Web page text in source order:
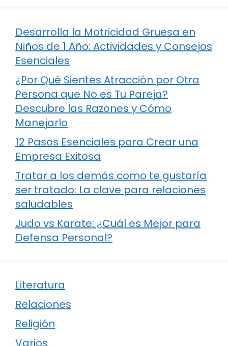
Desarrolla la Motricidad Gruesa en
Niños de 1 Año: Actividades y Consejos
Esenciales
¿Por Qué Sientes Atracción por Otra
Persona que No es Tu Pareja?
Descubre las Razones y Cómo
Manejarlo
12 Pasos Esenciales para Crear una
Empresa Exitosa
Tratar a los demás como te gustaría
ser tratado: La clave para relaciones
saludables
Judo vs Karate: ¿Cuál es Mejor para
Defensa Personal?
Literatura
Relaciones
Religión
Varios